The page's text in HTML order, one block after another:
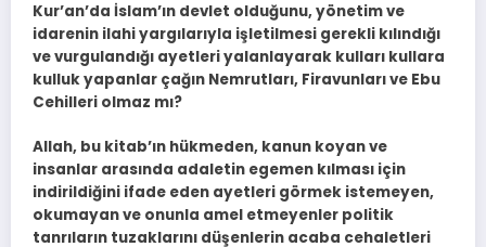
Kur’an’da İslam’ın devlet olduğunu, yönetim ve
idarenin ilahi yargılarıyla işletilmesi gerekli kılındığı
ve vurgulandığı ayetleri yalanlayarak kulları kullara
kulluk yapanlar çağın Nemrutları, Firavunları ve Ebu
Cehilleri olmaz mı?
Allah, bu kitab’ın hükmeden, kanun koyan ve
insanlar arasında adaletin egemen kılması için
indirildiğini ifade eden ayetleri görmek istemeyen,
okumayan ve onunla amel etmeyenler politik
tanrıların tuzaklarını düşenlerin acaba cehaletleri